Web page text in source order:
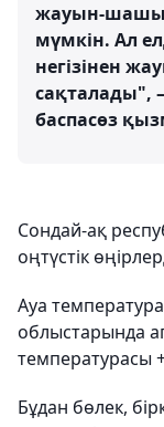
жауын-
мүмкін. Ал
негізінен
сақталады",
баспасөз
Сондай-ақ
оңтүстік
Ауа
облыстарында
температурасы
Бұдан бөлек,